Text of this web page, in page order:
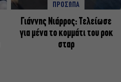
ΠΡΟΣΩΠΑ
Γιάννης Νιάρρος: Τελείωσε
για μένα το κομμάτι του ροκ
σταρ